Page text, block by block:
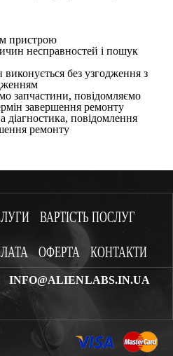
пристрою
несправностей і пошук
без узгодження з
запчастини, повідомляємо
завершення ремонту
повідомлення
ремонту
ВАРТІСТЬ ПОСЛУГ
ОФЕРТА КОНТАКТИ
INFO@ALIENLABS.IN.UA